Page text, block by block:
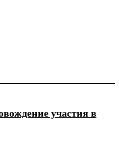
участия в